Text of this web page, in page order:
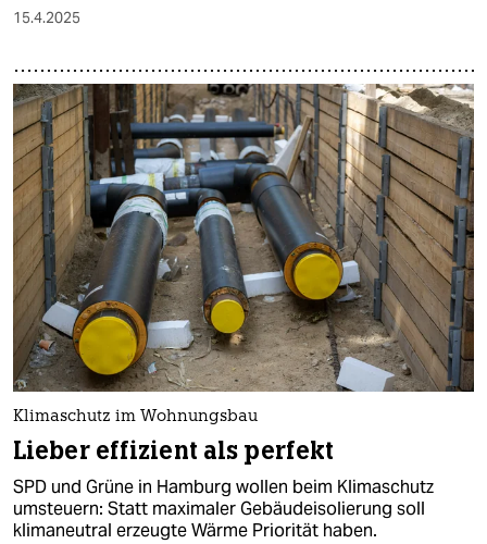
15.4.2025
Klimaschutz im Wohnungsbau
Lieber effizient als perfekt
SPD und Grüne in Hamburg wollen beim Klimaschutz
umsteuern: Statt maximaler Gebäudeisolierung soll
klimaneutral erzeugte Wärme Priorität haben.